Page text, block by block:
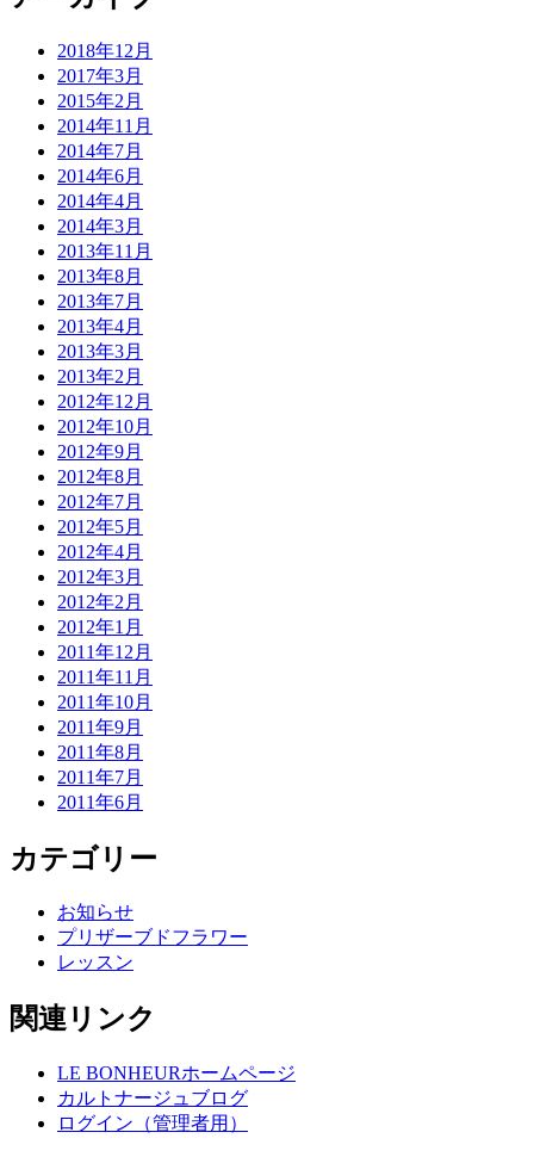
2018年12月
2017年3月
2015年2月
2014年11月
2014年7月
2014年6月
2014年4月
2014年3月
2013年11月
2013年8月
2013年7月
2013年4月
2013年3月
2013年2月
2012年12月
2012年10月
2012年9月
2012年8月
2012年7月
2012年5月
2012年4月
2012年3月
2012年2月
2012年1月
2011年12月
2011年11月
2011年10月
2011年9月
2011年8月
2011年7月
2011年6月
カテゴリー
お知らせ
プリザーブドフラワー
レッスン
関連リンク
LE BONHEURホームページ
カルトナージュブログ
ログイン（管理者用）